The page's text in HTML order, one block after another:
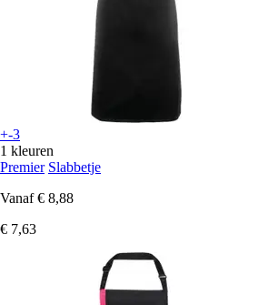
+-3
1 kleuren
Premier Slabbetje
Vanaf € 8,88
€ 7,63